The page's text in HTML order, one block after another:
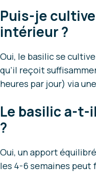
Puis-je
intérieur ?
Oui, le basilic se
qu’il reçoit
heures par jour) via
Le basilic a-t-
?
Oui, un apport
les 4-6 semaines peut